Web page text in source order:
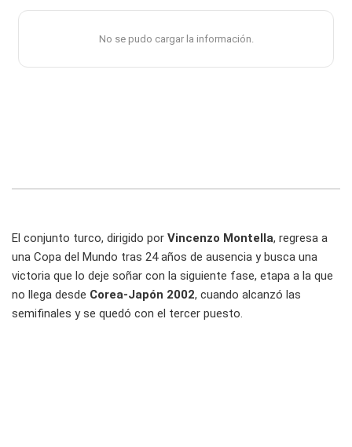
El conjunto turco, dirigido por Vincenzo Montella, regresa a
una Copa del Mundo tras 24 años de ausencia y busca una
victoria que lo deje soñar con la siguiente fase, etapa a la que
no llega desde Corea-Japón 2002, cuando alcanzó las
semifinales y se quedó con el tercer puesto.